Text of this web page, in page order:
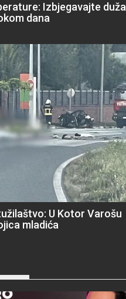
Izbjegavajte duža
dana
U Kotor Varošu
mladića